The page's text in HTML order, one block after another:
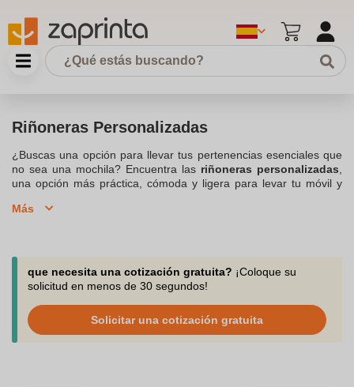
Riñoneras Personalizadas
¿Buscas una opción para llevar tus pertenencias esenciales que
no sea una mochila? Encuentra las riñoneras personalizadas
una opción más práctica, cómoda y ligera para levar tu móvil y
modelos de riñoneras que podrás utilizar tanto para uso particular
más. Diversos modelos, materiales y colores para que puedas
elegir la que estás buscando, es una pequeña bolsa práctica y
cómoda, que además tiene el poder de resaltar tu publicidad y
publicitario
marca, evento, eslogan o logotipo
una opción ideal para todo tipo de eventos deportivos: carreras,
maratones, rutas de senderismo, marchas benéficas… y dar un
Más
que necesita una cotización gratuita? ¡Coloque su
solicitud en menos de 30 segundos!
Solicitar una cotización gratuita